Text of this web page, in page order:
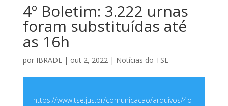
4º Boletim: 3.222 urnas
foram substituídas até
as 16h
por IBRADE| out 2, 2022| Notícias do TSE
https://www.tse.jus.br/comunicacao/arquivos/4o-